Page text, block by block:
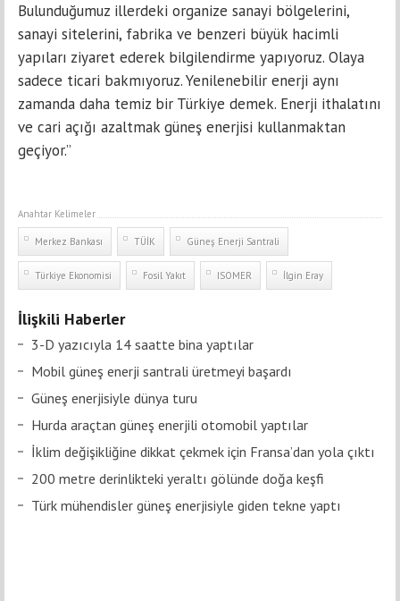
Bulunduğumuz illerdeki organize sanayi bölgelerini,
sanayi sitelerini, fabrika ve benzeri büyük hacimli
yapıları ziyaret ederek bilgilendirme yapıyoruz. Olaya
sadece ticari bakmıyoruz. Yenilenebilir enerji aynı
zamanda daha temiz bir Türkiye demek. Enerji ithalatını
ve cari açığı azaltmak güneş enerjisi kullanmaktan
geçiyor.”
Anahtar Kelimeler
Merkez Bankası TÜİK Güneş Enerji Santrali
Türkiye Ekonomisi Fosil Yakıt ISOMER İlgin Eray
İlişkili Haberler
3-D yazıcıyla 14 saatte bina yaptılar
Mobil güneş enerji santrali üretmeyi başardı
Güneş enerjisiyle dünya turu
Hurda araçtan güneş enerjili otomobil yaptılar
İklim değişikliğine dikkat çekmek için Fransa’dan yola çıktı
200 metre derinlikteki yeraltı gölünde doğa keşfi
Türk mühendisler güneş enerjisiyle giden tekne yaptı